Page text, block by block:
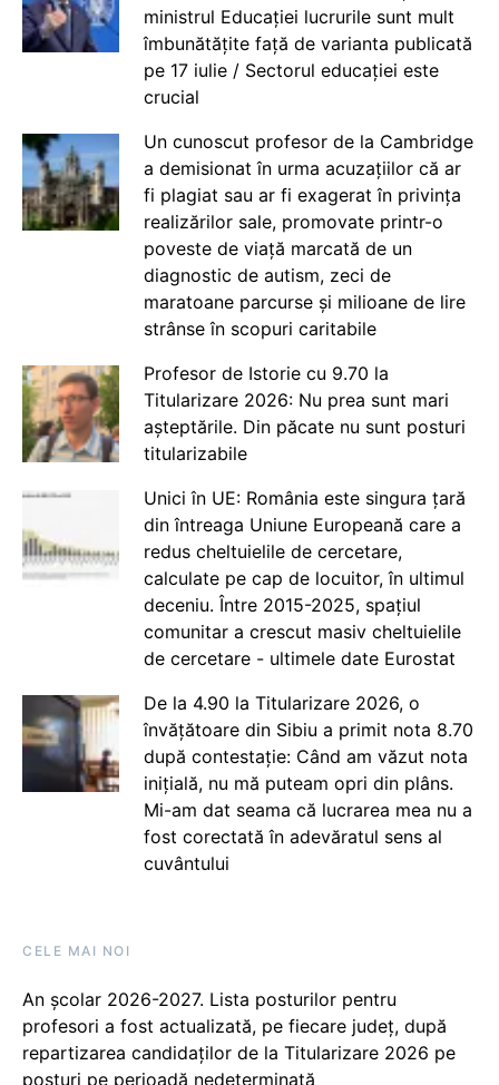
ministrul Educației lucrurile sunt mult
îmbunătățite față de varianta publicată
pe 17 iulie / Sectorul educației este
crucial
Un cunoscut profesor de la Cambridge
a demisionat în urma acuzațiilor că ar
fi plagiat sau ar fi exagerat în privința
realizărilor sale, promovate printr-o
poveste de viață marcată de un
diagnostic de autism, zeci de
maratoane parcurse și milioane de lire
strânse în scopuri caritabile
Profesor de Istorie cu 9.70 la
Titularizare 2026: Nu prea sunt mari
așteptările. Din păcate nu sunt posturi
titularizabile
Unici în UE: România este singura țară
din întreaga Uniune Europeană care a
redus cheltuielile de cercetare,
calculate pe cap de locuitor, în ultimul
deceniu. Între 2015-2025, spațiul
comunitar a crescut masiv cheltuielile
de cercetare - ultimele date Eurostat
De la 4.90 la Titularizare 2026, o
învățătoare din Sibiu a primit nota 8.70
după contestație: Când am văzut nota
inițială, nu mă puteam opri din plâns.
Mi-am dat seama că lucrarea mea nu a
fost corectată în adevăratul sens al
cuvântului
CELE MAI NOI
An școlar 2026-2027. Lista posturilor pentru
profesori a fost actualizată, pe fiecare județ, după
repartizarea candidaților de la Titularizare 2026 pe
posturi pe perioadă nedeterminată